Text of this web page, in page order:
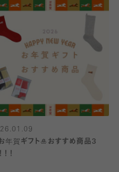
年賀ギフト🎍おすすめ商品3
！！